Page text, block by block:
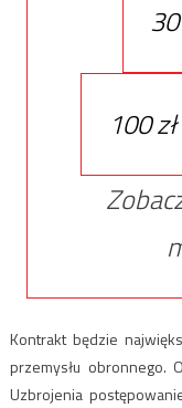
100 zł
Kontrakt będzie
przemysłu obronnego.
Uzbrojenia